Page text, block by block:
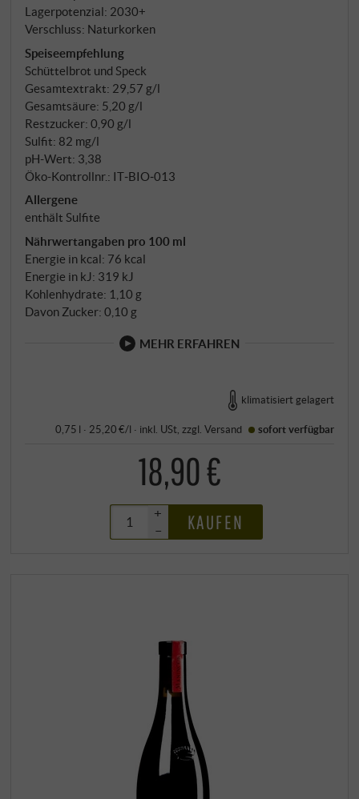
Hefen in offenen Holzbottichen. Während der
einwöchigen Maischegärung bei gemäßigten 24°C
wird der Tresterhut nur einmal täglich behutsam
untergestochen – minimale Intervention für
maximale Fruchtklarheit. Anschließend reift der
Wein fünf Monate auf der Feinhefe in großen
Holzfässern, wo sich Aromen verfeinern und die
natürliche Eleganz des Vernatsch zur vollen
Entfaltung kommt.
Lagerpotenzial: 2030+
Verschluss: Naturkorken
Speiseempfehlung
Schüttelbrot und Speck
Gesamtextrakt: 29,57 g/l
Gesamtsäure: 5,20 g/l
Restzucker: 0,90 g/l
Sulfit: 82 mg/l
pH-Wert: 3,38
Öko-Kontrollnr.: IT‑BIO‑013
Allergene
enthält Sulfite
Nährwertangaben pro 100 ml
Energie in kcal: 76 kcal
Energie in kJ: 319 kJ
Kohlenhydrate: 1,10 g
Davon Zucker: 0,10 g
MEHR ERFAHREN
klimatisiert gelagert
0,75 l · 25,20 €/l · inkl. USt , zzgl.Versand sofort verfügbar
18,90 €
+
–
KAUFEN